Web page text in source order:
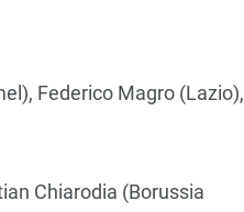
Federico Magro (Lazio),
Chiarodia (Borussia